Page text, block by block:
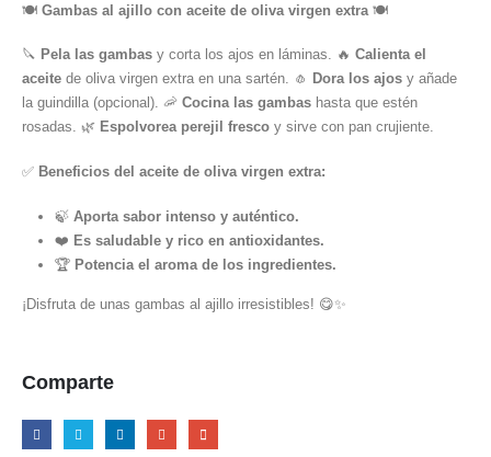
🍽 Gambas al ajillo con aceite de oliva virgen extra 🍽
🔪 Pela las gambas y corta los ajos en láminas. 🔥 Calienta el
aceite de oliva virgen extra en una sartén. 🧄 Dora los ajos y añade
la guindilla (opcional). 🦐 Cocina las gambas hasta que estén
rosadas. 🌿 Espolvorea perejil fresco y sirve con pan crujiente.
✅ Beneficios del aceite de oliva virgen extra:
🍃 Aporta sabor intenso y auténtico.
❤️ Es saludable y rico en antioxidantes.
🏆 Potencia el aroma de los ingredientes.
¡Disfruta de unas gambas al ajillo irresistibles! 😋✨
Comparte